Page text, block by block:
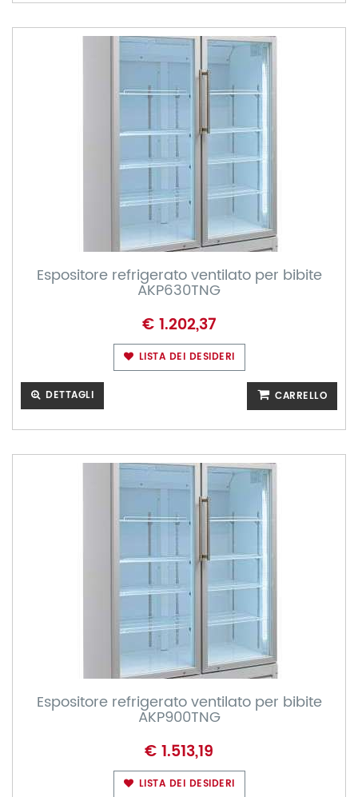
Espositore refrigerato ventilato per bibite
AKP630TNG
€ 1.202,37
LISTA DEI DESIDERI
DETTAGLI CARRELLO
Espositore refrigerato ventilato per bibite
AKP900TNG
€ 1.513,19
LISTA DEI DESIDERI